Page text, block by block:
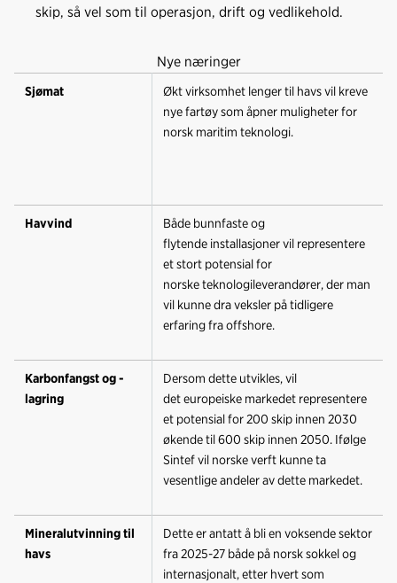
skip, så vel som til operasjon, drift og vedlikehold.
Nye næringer
Sjømat
Økt virksomhet lenger til havs vil kreve
nye fartøy som åpner muligheter for
norsk maritim teknologi.
Havvind
Både bunnfaste og
flytende installasjoner vil representere
et stort potensial for
norske teknologileverandører, der man
vil kunne dra veksler på tidligere
erfaring fra offshore.
Karbonfangst og -
lagring
Dersom dette utvikles, vil
det europeiske markedet representere
et potensial for 200 skip innen 2030
økende til 600 skip innen 2050. Ifølge
Sintef vil norske verft kunne ta
vesentlige andeler av dette markedet.
Mineralutvinning til
havs
Dette er antatt å bli en voksende sektor
fra 2025-27 både på norsk sokkel og
internasjonalt, etter hvert som